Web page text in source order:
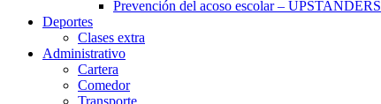
Prevención del acoso escolar – UPSTANDERS
Deportes
Clases extra
Administrativo
Cartera
Comedor
Transporte